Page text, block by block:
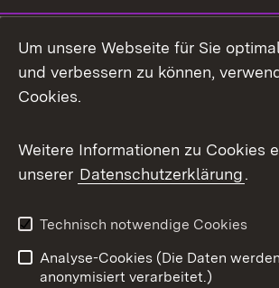
Um unsere Webseite für Sie
und verbessern zu können,
Cookies.
Weitere Informationen zu Cookies
unserer Datenschutzerklärung.
Technisch notwendige Cookies
Analyse-Cookies (Die Daten
anonymisiert verarbeitet.)